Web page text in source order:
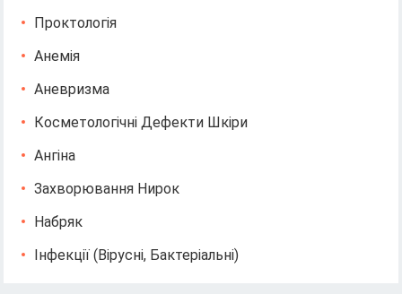
Проктологія
Анемія
Аневризма
Косметологічні Дефекти Шкіри
Ангіна
Захворювання Нирок
Набряк
Інфекції (вірусні, Бактеріальні)